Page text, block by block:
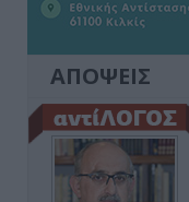
ΑΠΟΨΕΙΣ